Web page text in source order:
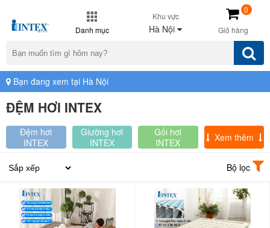
Danh mục
Khu vực
Hà Nội Giỏ hàng
0
Bạn đang xem tại Hà Nội
ĐỆM HƠI INTEX
Đệm hơi
INTEX
Giường hơi
INTEX
Gối hơi
INTEX
Xem thêm
Bộ lọc